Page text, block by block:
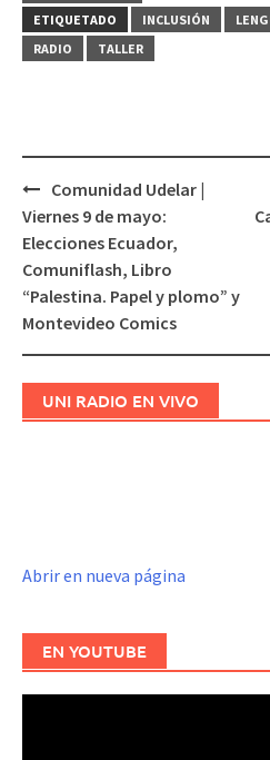
ETIQUETADO
INCLUSIÓN
RADIO
TALLER
Navegación
de
entradas
Comunidad Udelar |
Viernes 9 de mayo:
Elecciones Ecuador,
Comuniflash, Libro
“Palestina. Papel y plomo” y
Montevideo Comics
UNI RADIO EN VIVO
Abrir en nueva página
EN YOUTUBE